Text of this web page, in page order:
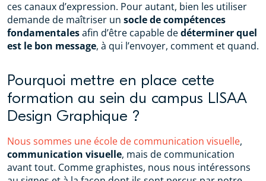
ces canaux d’expression. Pour autant, bien les utiliser
demande de maîtriser un socle de compétences
fondamentalesafin d’être capable dedéterminer quel
est le bon message, à qui l’envoyer, comment et quand.
Pourquoi mettre en place cette
formation au sein du campus LISAA
Design Graphique ?
Nous sommes une école de communication visuelle,
communication visuelle, mais de communication
avant tout. Comme graphistes, nous nous intéressons